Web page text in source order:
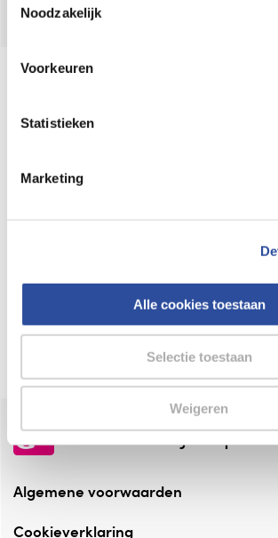
en de bewaartermijnen per categorie. Je
gegevensverwerking staat in de
Noodzakelijk
Voorkeuren
Statistieken
Marketing
Alle cookies toestaan
Selectie toestaan
Weigeren
Online aanbieder medicijnen
webshop mag verkopen.
⁠Verantwoorde zorg, ⁠ook online.
Altijd onze folder bij de hand
Check onze folders ⁠bij AlleFolders.
de vriendelijke
Algemene voorwaarden
Cookieverklaring